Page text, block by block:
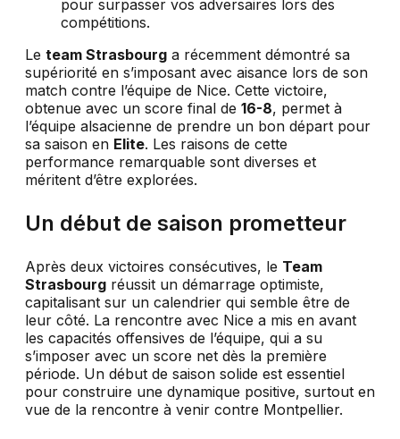
Le team Strasbourg a récemment démontré sa
supériorité en s’imposant avec aisance lors de son
match contre l’équipe de Nice. Cette victoire,
obtenue avec un score final de 16-8, permet à
l’équipe alsacienne de prendre un bon départ pour
sa saison en Elite. Les raisons de cette
performance remarquable sont diverses et
méritent d’être explorées.
Un début de saison prometteur
Après deux victoires consécutives, le Team
Strasbourg réussit un démarrage optimiste,
capitalisant sur un calendrier qui semble être de
leur côté. La rencontre avec Nice a mis en avant
les capacités offensives de l’équipe, qui a su
s’imposer avec un score net dès la première
période. Un début de saison solide est essentiel
pour construire une dynamique positive, surtout en
vue de la rencontre à venir contre Montpellier.